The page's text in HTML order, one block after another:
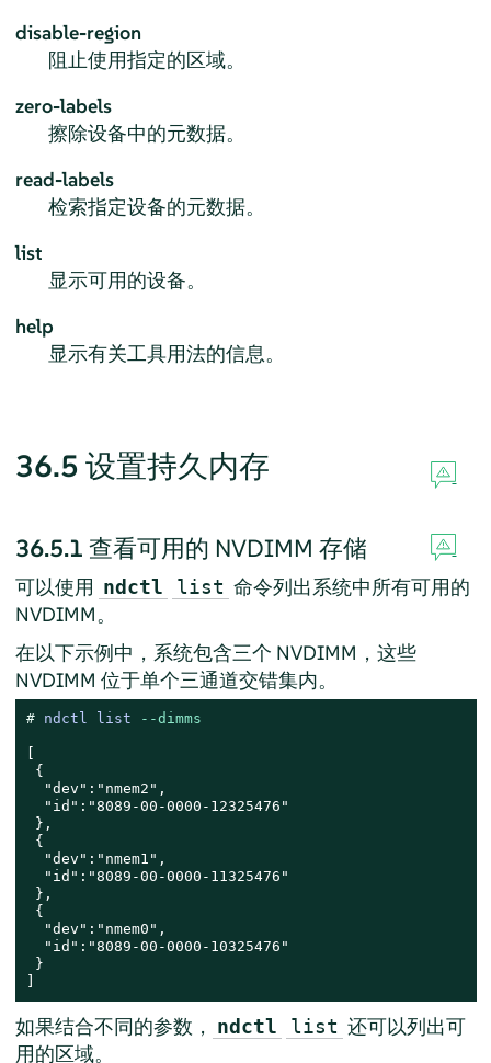
disable-region
阻止使用指定的区域。
zero-labels
擦除设备中的元数据。
read-labels
检索指定设备的元数据。
list
显示可用的设备。
help
显示有关工具用法的信息。
36.5 设置持久内存
36.5.1 查看可用的 NVDIMM 存储
可以使用 ndctl list 命令列出系统中所有可用的
NVDIMM。
在以下示例中，系统包含三个 NVDIMM，这些
NVDIMM 位于单个三通道交错集内。
# ndctl list --dimms
{
  "dev":"nmem2",
  "id":"8089-00-0000-12325476"
},
{
  "dev":"nmem1",
  "id":"8089-00-0000-11325476"
},
{
  "dev":"nmem0",
  "id":"8089-00-0000-10325476"
}
如果结合不同的参数， ndctl list 还可以列出可
用的区域。